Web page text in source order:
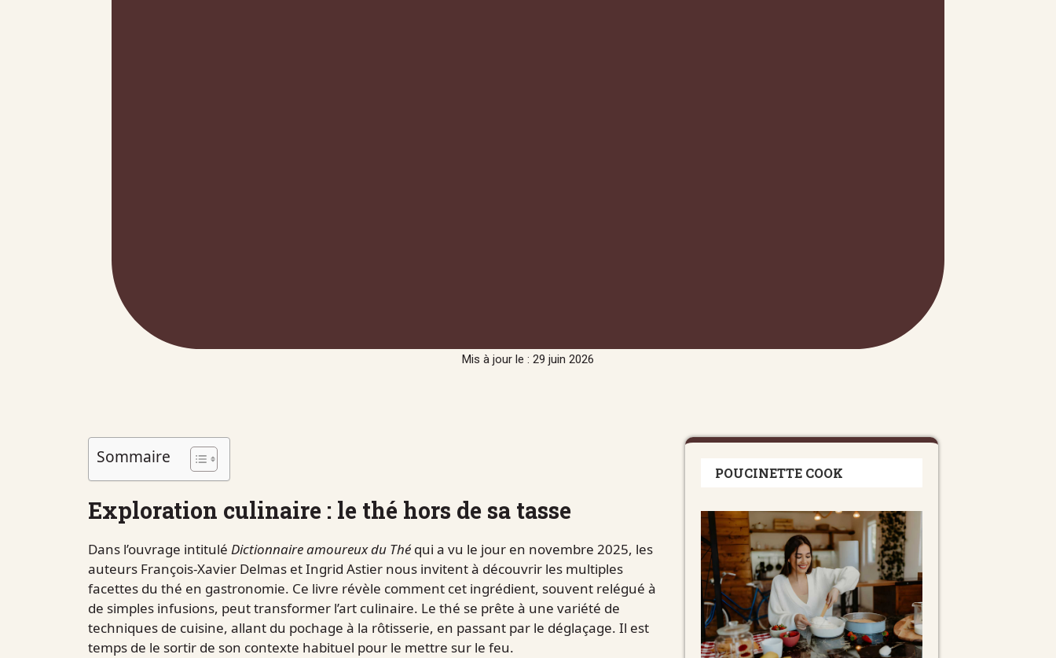
Mis à jour le : 29 juin 2026
Sommaire
Exploration culinaire : le thé hors de sa tasse
Dans l’ouvrage intitulé Dictionnaire amoureux du Thé qui a vu le jour en novembre 2025, les
auteurs François-Xavier Delmas et Ingrid Astier nous invitent à découvrir les multiples
facettes du thé en gastronomie. Ce livre révèle comment cet ingrédient, souvent relégué à
de simples infusions, peut transformer l’art culinaire. Le thé se prête à une variété de
techniques de cuisine, allant du pochage à la rôtisserie, en passant par le déglaçage. Il est
temps de le sortir de son contexte habituel pour le mettre sur le feu.
POUCINETTE COOK